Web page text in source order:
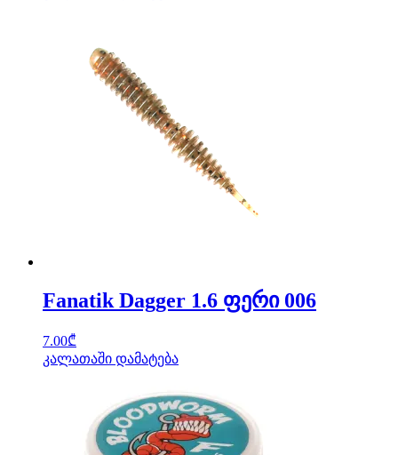
Fanatik Dagger 1.6 ფერი 006
7.00₾
კალათაში დამატება